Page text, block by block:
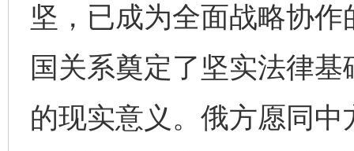
坚，已成为全面战略协
国关系奠定了坚实法律
的现实意义。俄方愿同